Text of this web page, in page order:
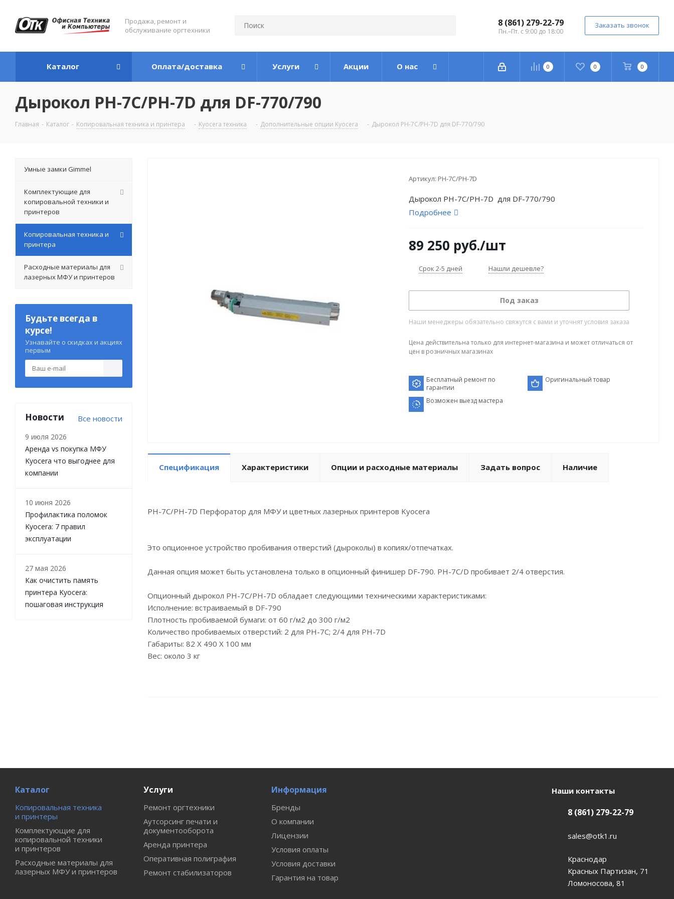
Продажа, ремонт и
обслуживание оргтехники
8 (861) 279-22-79
Пн.–Пт. с 9:00 до 18:00
Заказать звонок
0 0 0
Каталог Оплата/доставка Услуги Акции О нас
Дырокол PH-7C/PH-7D для DF-770/790
Главная - Каталог - Копировальная техника и принтера - Kyocera техника - Дополнительные опции Kyocera - Дырокол PH-7C/PH-7D для DF-770/790
Артикул: PH-7C/PH-7D
Дырокол PH-7C/PH-7D для DF-770/790
Подробнее
89 250 руб./шт
Срок 2-5 дней Нашли дешевле?
Под заказ
Наши менеджеры обязательно свяжутся с вами и уточнят условия заказа
Цена действительна только для интернет-магазина и может отличаться от
цен в розничных магазинах
Бесплатный ремонт по
гарантии
Оригинальный товар
Возможен выезд мастера
Спецификация Характеристики Опции и расходные материалы Задать вопрос Наличие
PH-7C/PH-7D Перфоратор для МФУ и цветных лазерных принтеров Kyocera
Это опционное устройство пробивания отверстий (дыроколы) в копиях/отпечатках.
Данная опция может быть установлена только в опционный финишер DF-790. PH-7C/D пробивает 2/4 отверстия.
Опционный дырокол PH-7C/PH-7D обладает следующими техническими характеристиками:
Исполнение: встраиваемый в DF-790
Плотность пробиваемой бумаги: от 60 г/м2 до 300 г/м2
Количество пробиваемых отверстий: 2 для PH-7C; 2/4 для PH-7D
Габариты: 82 Х 490 Х 100 мм
Вес: около 3 кг
Умные замки Gimmel
Комплектующие для
копировальной техники и
принтеров
Копировальная техника и
принтера
Расходные материалы для
лазерных МФУ и принтеров
Будьте всегда в
курсе!
Узнавайте о скидках и акциях
первым
Новости Все новости
9 июля 2026
Аренда vs покупка МФУ
Kyocera что выгоднее для
компании
10 июня 2026
Профилактика поломок
Kyocera: 7 правил
эксплуатации
27 мая 2026
Как очистить память
принтера Kyocera:
пошаговая инструкция
Каталог
Копировальная техника
и принтеры
Комплектующие для
копировальной техники
и принтеров
Расходные материалы для
лазерных МФУ и принтеров
Услуги
Ремонт оргтехники
Аутсорсинг печати и
документооборота
Аренда принтера
Оперативная полиграфия
Ремонт стабилизаторов
Информация
Бренды
О компании
Лицензии
Условия оплаты
Условия доставки
Гарантия на товар
Наши контакты
8 (861) 279-22-79
sales@otk1.ru
Краснодар
Красных Партизан, 71
Ломоносова, 81